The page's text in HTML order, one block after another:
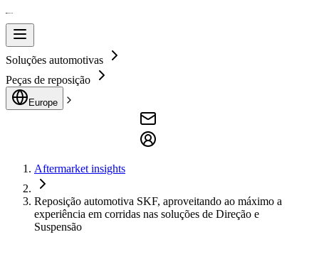
Soluções automotivas
Peças de reposição
Europe
Aftermarket insights
Reposição automotiva SKF, aproveitando ao máximo a
experiência em corridas nas soluções de Direção e
Suspensão